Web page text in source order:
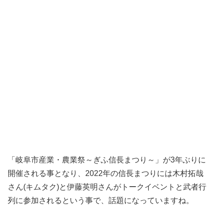
「岐阜市産業・農業祭～ぎふ信長まつり～」が3年ぶりに
開催される事となり、2022年の信長まつりには木村拓哉
さん(キムタク)と伊藤英明さんがトークイベントと武者行
列に参加されるという事で、話題になっていますね。